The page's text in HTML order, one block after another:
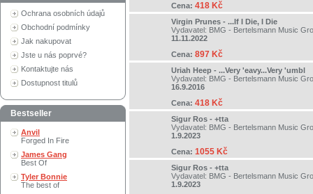
Ochrana osobních údajů
Obchodní podmínky
Jak nakupovat
Jste u nás poprvé?
Kontaktujte nás
Dostupnost titulů
Bestseller
Anvil
Forged In Fire
James Gang
Best Of
Tyler Bonnie
The best of
Cena: 418 Kč
Virgin Prunes - ...If I Die, I Die
Vydavatel: BMG - Bertelsmann Music
11.11.2022
Cena: 897 Kč
Uriah Heep - ...Very 'eavy...Very 'umbl
Vydavatel: BMG - Bertelsmann Music
16.9.2016
Cena: 418 Kč
Sigur Ros - +tta
Vydavatel: BMG - Bertelsmann Music
1.9.2023
Cena: 1055 Kč
Sigur Ros - +tta
Vydavatel: BMG - Bertelsmann Music
1.9.2023